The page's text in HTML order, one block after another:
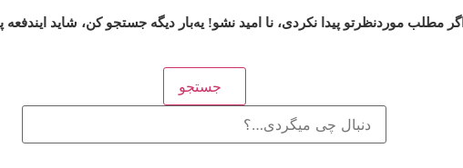
اگر مطلب موردنظرتو پیدا نکردی، نا امید نشو! یه‌بار دیگه جستجو کن، شاید
جستجو